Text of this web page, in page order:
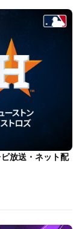
放送・ネット配